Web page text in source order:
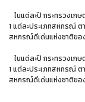
ในแต่ละปี กระทรวงเก
1 แต่ละประเภทสหกรณ์
สหกรณ์ดีเด่นแห่งชาติข
ในแต่ละปี กระทรวงเก
1 แต่ละประเภทสหกรณ์
สหกรณ์ดีเด่นแห่งชาติขอ